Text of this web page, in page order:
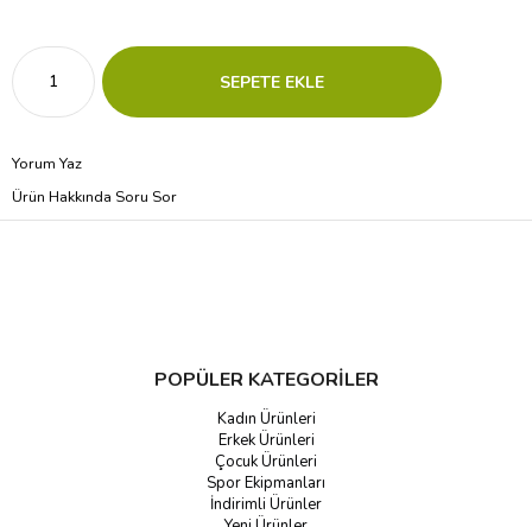
Yorum Yaz
Ürün Hakkında Soru Sor
POPÜLER KATEGORİLER
Kadın Ürünleri
Erkek Ürünleri
Çocuk Ürünleri
Spor Ekipmanları
İndirimli Ürünler